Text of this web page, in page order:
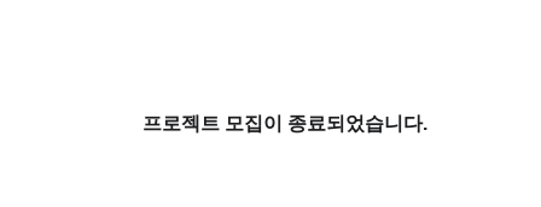
프로젝트 모집이 종료되었습니다.